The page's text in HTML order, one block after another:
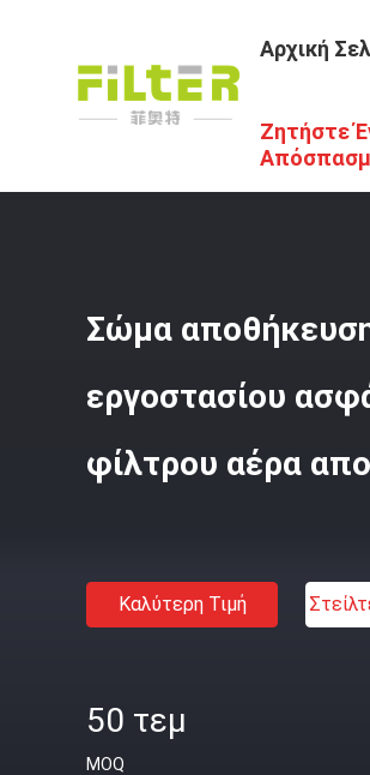
Αρχική
Ζητήστε
Αρχική Σελίδα Προϊόντα / Τύπος
Σώμα
εργοστασίου
φίλτρου αέρα
Καλύτερη Τιμή
50 τεμ
MOQ